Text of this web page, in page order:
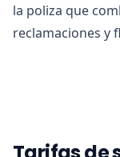
la poliza que
reclamaciones y